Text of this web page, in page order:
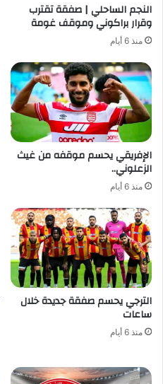
النجم الساحلي | صفقة تقترب
وقرار براكوني وموقف غومة
منذ 6 أيام
الإفريقي يحسم موقفه من غيث
الزعلوني..
منذ 6 أيام
الترجي يحسم صفقة جديدة خلال
ساعات
منذ 6 أيام